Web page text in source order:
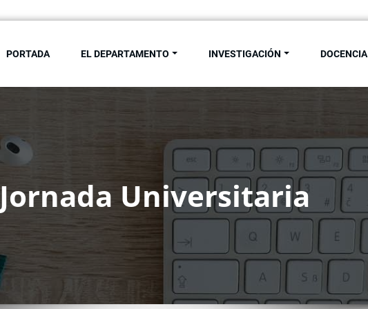
PORTADA EL DEPARTAMENTO INVESTIGACIÓN DOCENCIA
Jornada Universitaria